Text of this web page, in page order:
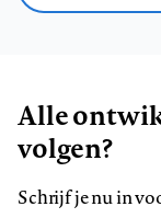
Alle
volgen?
Schrijf je nu in